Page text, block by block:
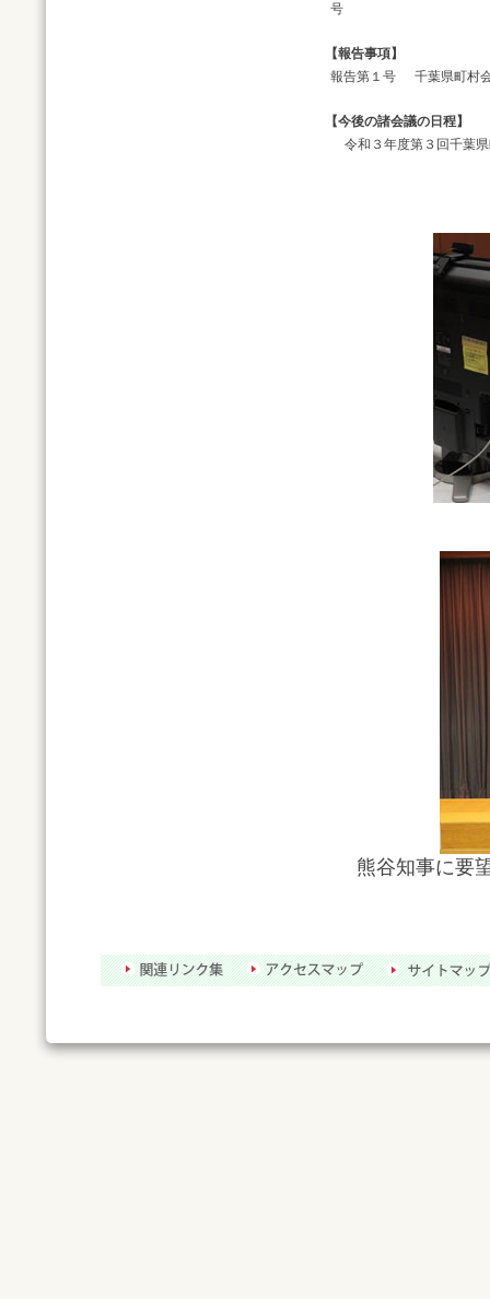
号
【報告事項】
報告第１号
千葉県町村
【今後の諸会議の日程】
令和３年度第３回千葉
熊谷知事に要